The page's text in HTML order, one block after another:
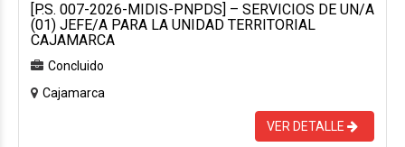
[P.S. 007-2026-MIDIS-PNPDS] – SERVICIOS DE UN/A
(01) JEFE/A PARA LA UNIDAD TERRITORIAL
CAJAMARCA
Concluido
Cajamarca
VER DETALLE